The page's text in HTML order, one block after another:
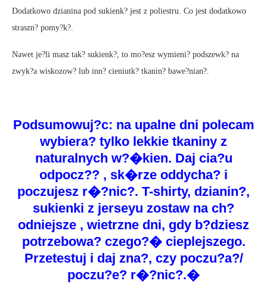
Dodatkowo dzianina pod sukienk? jest z poliestru. Co jest dodatkowo
straszn? pomy?k?.
Nawet je?li masz tak? sukienk?, to mo?esz wymieni? podszewk? na
zwyk?a wiskozow? lub inn? cieniutk? tkanin? bawe?nian?.
Podsumowuj?c: na upalne dni polecam
wybiera? tylko lekkie tkaniny z
naturalnych w?�kien. Daj cia?u
odpocz?? , sk�rze oddycha? i
poczujesz r�?nic?. T-shirty, dzianin?,
sukienki z jerseyu zostaw na ch?
odniejsze , wietrzne dni, gdy b?dziesz
potrzebowa? czego?� cieplejszego.
Przetestuj i daj zna?, czy poczu?a?/
poczu?e? r�?nic?.�